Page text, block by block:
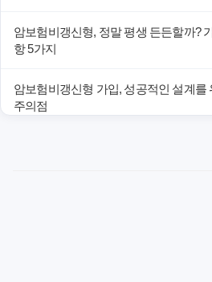
암보험비갱신형, 정말 평생 든든할까?
항 5가지
암보험비갱신형 가입, 성공적인 설계를
주의점